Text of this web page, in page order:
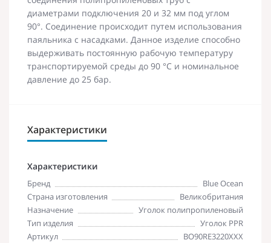
диаметрами подключения 20 и 32 мм под углом
90°. Соединение происходит путем использования
паяльника с насадками. Данное изделие способно
выдерживать постоянную рабочую температуру
транспортируемой среды до 90 °С и номинальное
давление до 25 бар.
Характеристики
Характеристики
Бренд
Blue Ocean
Страна изготовления
Великобритания
Назначение
Уголок полипропиленовый
Тип изделия
Уголок PPR
Артикул
BO90RE3220XXX